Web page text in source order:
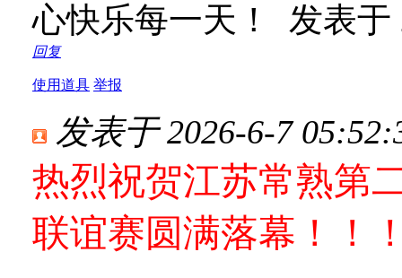
心快乐每一天！ 发表于
回复
使用道具 举报
发表于 2026-6-7
热烈祝贺江苏常熟第
联谊赛圆满落幕！！